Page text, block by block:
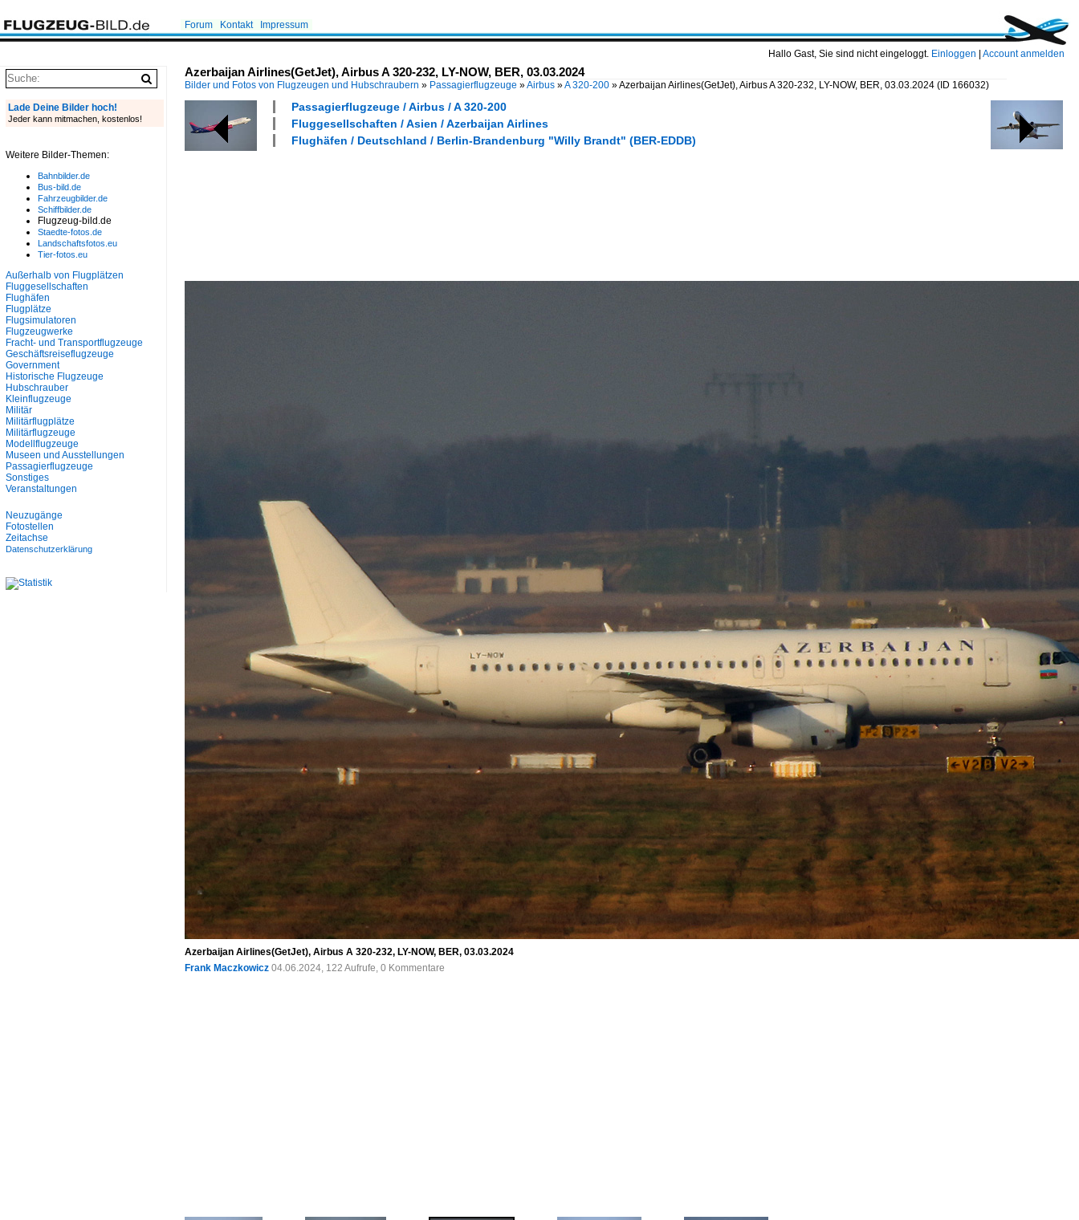
Hallo Gast, Sie sind nicht eingeloggt. Einloggen Account anmelden
Forum Kontakt Impressum
Azerbaijan Airlines(GetJet), Airbus A 320-232, LY-NOW, BER, 03.03.2024
Bilder und Fotos von Flugzeugen und Hubschraubern » Passagierflugzeuge »Airbus »A 320-200 »Azerbaijan Airlines(GetJet), Airbus A 320-232, LY-NOW, BER, 03.03.2024 (ID 166032)
Passagierflugzeuge / Airbus / A 320-200
Fluggesellschaften / Asien / Azerbaijan Airlines
Flughäfen / Deutschland / Berlin-Brandenburg "Willy Brandt" (BER-EDDB)
Azerbaijan Airlines(GetJet), Airbus A 320-232, LY-NOW, BER, 03.03.2024
Frank Maczkowicz 04.06.2024, 122 Aufrufe, 0 Kommentare
Lade Deine Bilder hoch!
Jeder kann mitmachen, kostenlos!
Weitere Bilder-Themen:
Bahnbilder.de
Bus-bild.de
Fahrzeugbilder.de
Schiffbilder.de
Flugzeug-bild.de
Staedte-fotos.de
Landschaftsfotos.eu
Tier-fotos.eu
Außerhalb von Flugplätzen
Fluggesellschaften
Flughäfen
Flugplätze
Flugsimulatoren
Flugzeugwerke
Fracht- und Transportflugzeuge
Geschäftsreiseflugzeuge
Government
Historische Flugzeuge
Hubschrauber
Kleinflugzeuge
Militär
Militärflugplätze
Militärflugzeuge
Modellflugzeuge
Museen und Ausstellungen
Passagierflugzeuge
Sonstiges
Veranstaltungen
Neuzugänge
Fotostellen
Zeitachse
Datenschutzerklärung